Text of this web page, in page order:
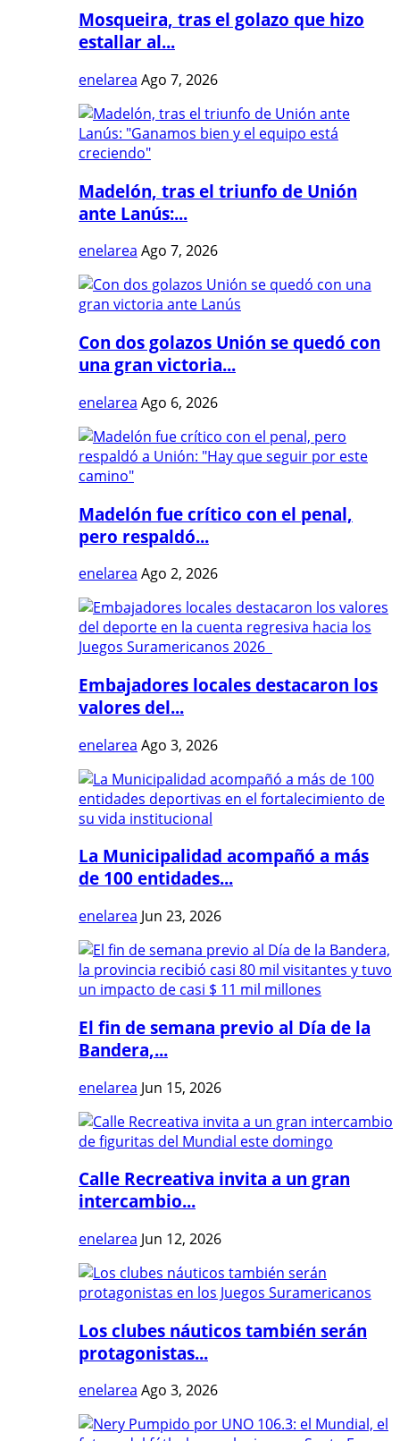
Mosqueira, tras el golazo que hizo
estallar al...
enelarea Ago 7, 2026
Madelón, tras el triunfo de Unión
ante Lanús:...
enelarea Ago 7, 2026
Con dos golazos Unión se quedó con
una gran victoria...
enelarea Ago 6, 2026
Madelón fue crítico con el penal,
pero respaldó...
enelarea Ago 2, 2026
Embajadores locales destacaron los
valores del...
enelarea Ago 3, 2026
La Municipalidad acompañó a más
de 100 entidades...
enelarea Jun 23, 2026
El fin de semana previo al Día de la
Bandera,...
enelarea Jun 15, 2026
Calle Recreativa invita a un gran
intercambio...
enelarea Jun 12, 2026
Los clubes náuticos también serán
protagonistas...
enelarea Ago 3, 2026